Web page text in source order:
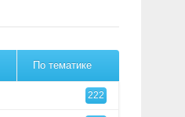
По тематике
222